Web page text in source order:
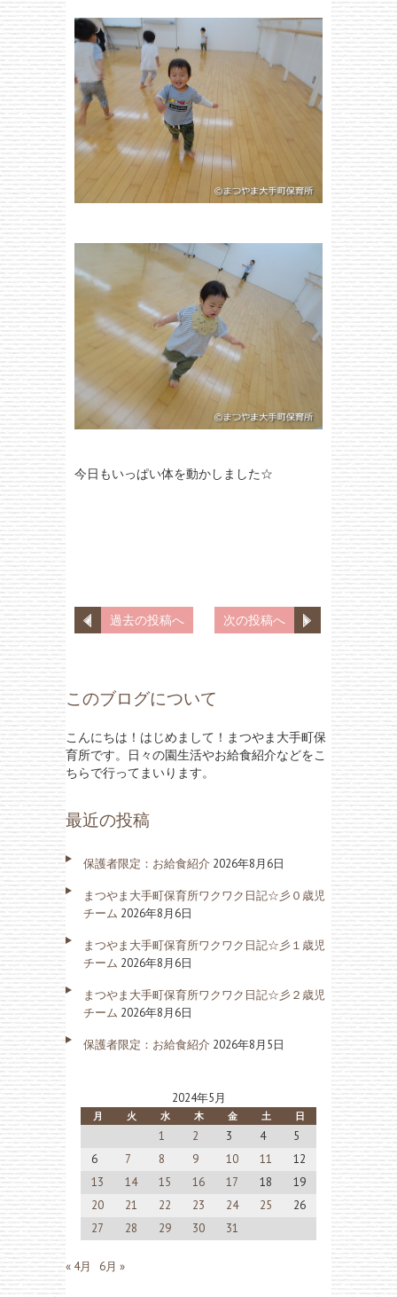
今日もいっぱい体を動かしました☆
過去の投稿へ 次の投稿へ
このブログについて
こんにちは！はじめまして！まつやま大手町保
育所です。日々の園生活やお給食紹介などをこ
ちらで行ってまいります。
最近の投稿
保護者限定：お給食紹介 2026年8月6日
まつやま大手町保育所ワクワク日記☆彡０歳児
チーム 2026年8月6日
まつやま大手町保育所ワクワク日記☆彡１歳児
チーム 2026年8月6日
まつやま大手町保育所ワクワク日記☆彡２歳児
チーム 2026年8月6日
保護者限定：お給食紹介 2026年8月5日
2024年5月
月 火 水 木 金 土 日
1 2 3 4
5
6
7 8 9 10 11
12
13
14 15 16 17 18
19
20
21 22 23 24 25
26
27
28 29 30 31
« 4月 6月 »